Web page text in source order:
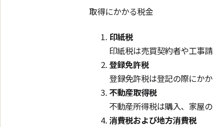
取得にかかる税金
印紙税
印紙税は売買契約者や工事
登録免許税
登録免許税は登記の際にかか
不動産取得税
不動産所得税は購入、家屋
消費税および地方消費税